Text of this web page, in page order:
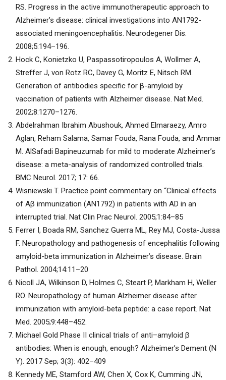
RS. Progress in the active immunotherapeutic approach to
Alzheimer’s disease: clinical investigations into AN1792-
associated meningoencephalitis. Neurodegener Dis.
2008;5:194–196.
Hock C, Konietzko U, Paspassotiropoulos A, Wollmer A,
Streffer J, von Rotz RC, Davey G, Moritz E, Nitsch RM.
Generation of antibodies specific for β-amyloid by
vaccination of patients with Alzheimer disease. Nat Med.
2002;8:1270–1276.
Abdelrahman Ibrahim Abushouk, Ahmed Elmaraezy, Amro
Aglan, Reham Salama, Samar Fouda, Rana Fouda, and Ammar
M. AlSafadi Bapineuzumab for mild to moderate Alzheimer’s
disease: a meta-analysis of randomized controlled trials.
BMC Neurol. 2017; 17: 66.
Wisniewski T. Practice point commentary on “Clinical effects
of Aβ immunization (AN1792) in patients with AD in an
interrupted trial. Nat Clin Prac Neurol. 2005;1:84–85
Ferrer I, Boada RM, Sanchez Guerra ML, Rey MJ, Costa-Jussa
F. Neuropathology and pathogenesis of encephalitis following
amyloid-beta immunization in Alzheimer’s disease. Brain
Pathol. 2004;14:11–20
Nicoll JA, Wilkinson D, Holmes C, Steart P, Markham H, Weller
RO. Neuropathology of human Alzheimer disease after
immunization with amyloid-beta peptide: a case report. Nat
Med. 2005;9:448–452.
Michael Gold Phase II clinical trials of anti–amyloid β
antibodies: When is enough, enough? Alzheimer’s Dement (N
Y). 2017 Sep; 3(3): 402–409
Kennedy ME, Stamford AW, Chen X, Cox K, Cumming JN,